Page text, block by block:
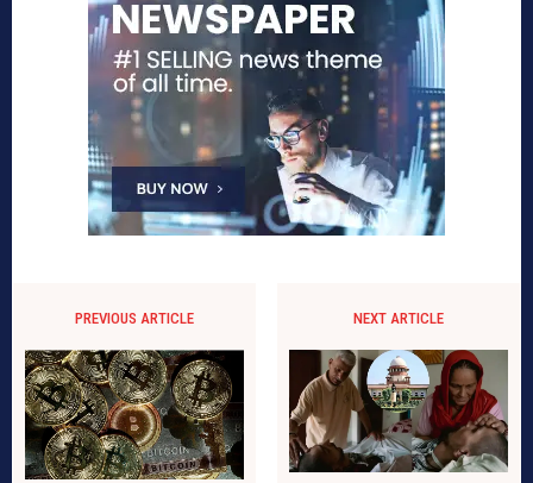
PREVIOUS ARTICLE NEXT ARTICLE